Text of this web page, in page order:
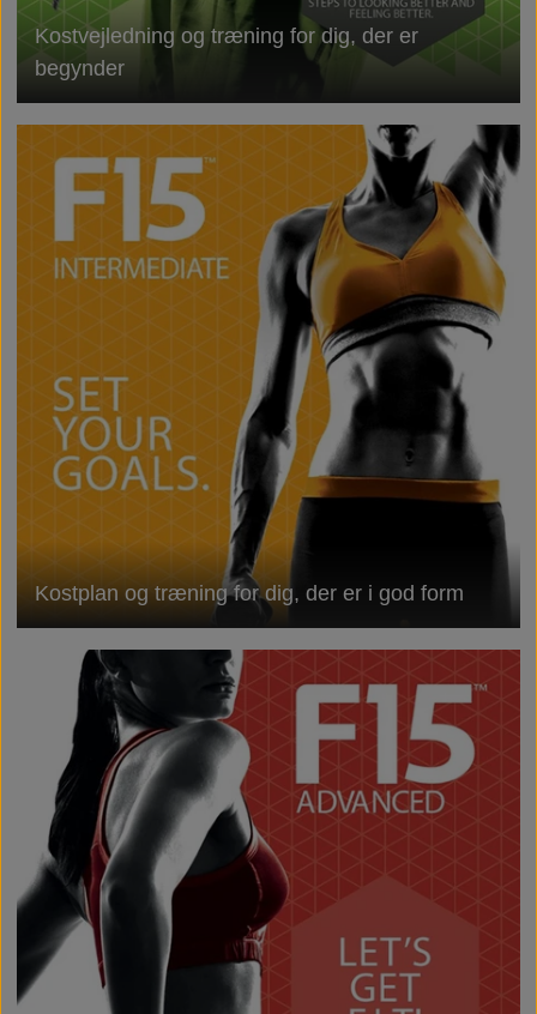
Kostvejledning og træning for dig, der er
begynder
Kostplan og træning for dig, der er i god form